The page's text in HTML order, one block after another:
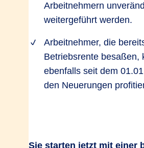
Arbeitgeberzuschuss
Mitarbeiter und bindet
Unternehmen. Den
Sie bereits heute in Ihr
Versorgungsangebot
Sie für 2019 bestens
Arbeitnehmern
weitergeführt werden.
Arbeitnehmer, die
Betriebsrente besaßen,
ebenfalls seit dem
den Neuerungen
Sie starten jetzt mit einer